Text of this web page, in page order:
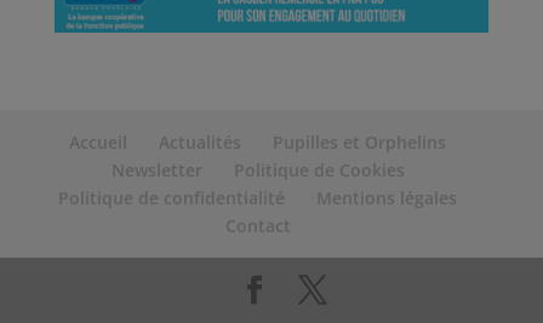
Accueil Actualités
Pupilles et Orphelins
Newsletter
Politique de Cookies
Politique de confidentialité
Mentions légales
Contact